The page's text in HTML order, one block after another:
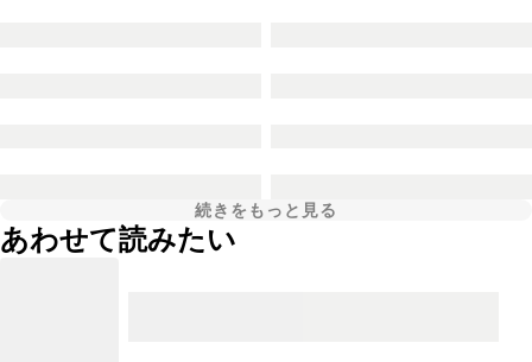
続きをもっと見る
あわせて読みたい